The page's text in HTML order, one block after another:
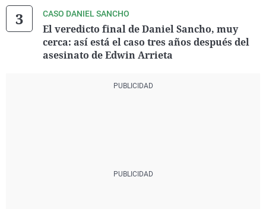
CASO DANIEL SANCHO
El veredicto final de Daniel Sancho, muy
cerca: así está el caso tres años después del
asesinato de Edwin Arrieta